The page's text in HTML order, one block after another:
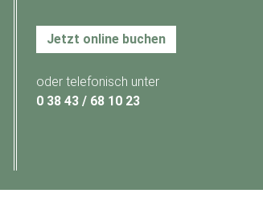
Jetzt online buchen
oder telefonisch unter
0 38 43 / 68 10 23